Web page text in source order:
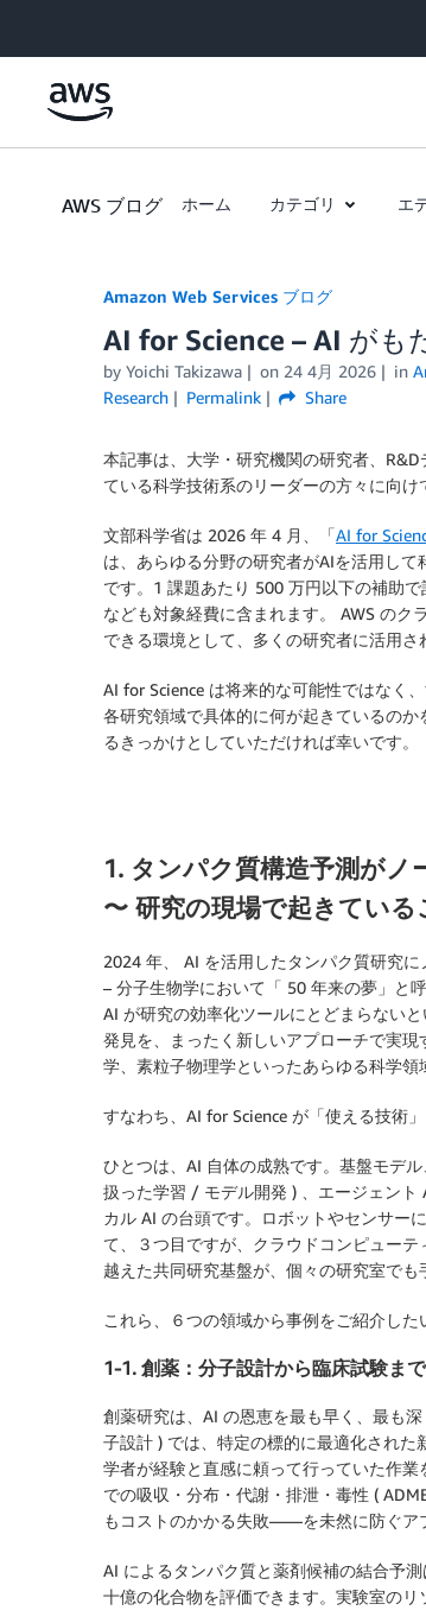
AWS ブログ ホーム カテゴリ エ
Amazon Web Services ブログ
AI for Science – AI がも
by Yoichi Takizawa on 24 4月 2026 in
Research
Permalink Share
本記事は、大学・研究機関の研究者、
ている科学技術系のリーダーの方々に向け
文部科学省は 2026 年 4 月、「AI for
は、あらゆる分野の研究者がAIを活用し
です。1 課題あたり 500 万円以下の補助
なども対象経費に含まれます。 AWS の
できる環境として、多くの研究者に活用さ
AI for Science は将来的な可能性ではなく
各研究領域で具体的に何が起きているの
るきっかけとしていただければ幸いです。
1. タンパク質構造予測がノ
〜 研究の現場で起きている
2024 年、 AI を活用したタンパク質研究
– 分子生物学において「 50 年来の夢」と
AI が研究の効率化ツールにとどまらない
発見を、まったく新しいアプローチで実
学、素粒子物理学といったあらゆる科学領
すなわち、AI for Science が「使える技術
ひとつは、AI 自体の成熟です。基盤モデ
扱った学習 / モデル開発 ) 、エージェント
カル AI の台頭です。ロボットやセンサー
て、３つ目ですが、クラウドコンピュー
越えた共同研究基盤が、個々の研究室でも
これら、６つの領域から事例をご紹介した
1-1. 創薬：分子設計から臨床試験ま
創薬研究は、AI の恩恵を最も早く、最も
子設計 ) では、特定の標的に最適化され
学者が経験と直感に頼って行っていた作
での吸収・分布・代謝・排泄・毒性 (
もコストのかかる失敗——を未然に防ぐア
AI によるタンパク質と薬剤候補の結合予
十億の化合物を評価できます。実験室のリ